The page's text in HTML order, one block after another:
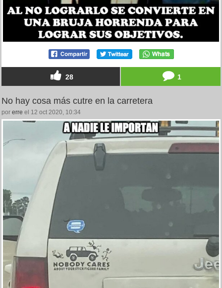
28 1
No hay cosa más cutre en la carretera
por erre el 12 oct 2020, 10:34